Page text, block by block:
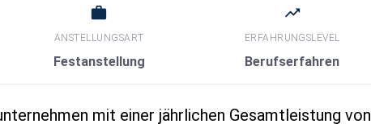
work
ANSTELLUNGSART
Festanstellung
trending_up
ERFAHRUNGSLEVEL
Berufserfahren
mit einer jährlichen Gesamtleistung von